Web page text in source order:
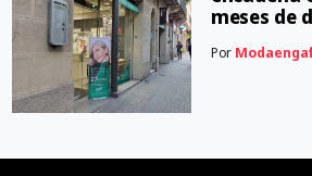
meses de
Por